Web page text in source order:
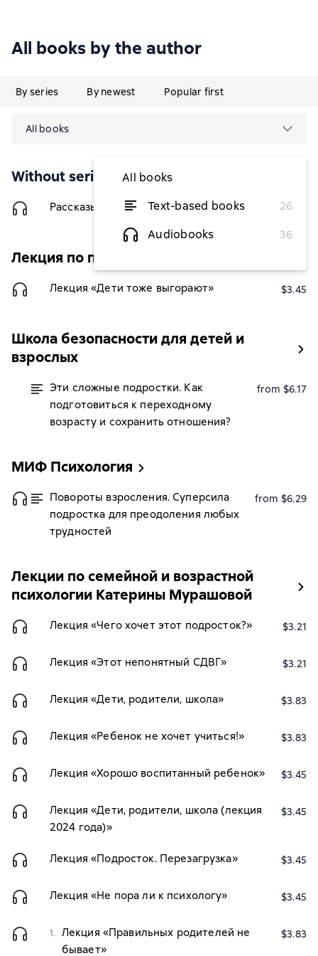
All books by the author
By series By newest Popular first
All books
All books
Text-based books
26
Audiobooks
36
Without series
Рассказы со смыслом. Для мальчиков $6.17
Лекция по психологии
Лекция «Дети тоже выгорают» $3.45
Школа безопасности для детей и
взрослых
Эти сложные подростки. Как
подготовиться к переходному
возрасту и сохранить отношения?
from $6.17
МИФ Психология
Повороты взросления. Суперсила
подростка для преодоления любых
трудностей
from $6.29
Лекции по семейной и возрастной
психологии Катерины Мурашовой
Лекция «Чего хочет этот подросток?» $3.21
Лекция «Этот непонятный СДВГ» $3.21
Лекция «Дети, родители, школа» $3.83
Лекция «Ребенок не хочет учиться!» $3.83
Лекция «Хорошо воспитанный ребенок» $3.45
Лекция «Дети, родители, школа (лекция
2024 года)»
$3.45
Лекция «Подросток. Перезагрузка» $3.45
Лекция «Не пора ли к психологу» $3.45
1.
Лекция «Правильных родителей не
бывает»
$3.83